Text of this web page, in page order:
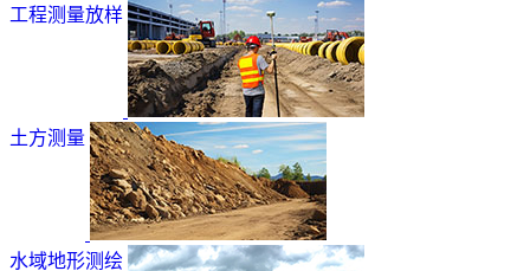
工程测量放样
土方测量
水域地形测绘